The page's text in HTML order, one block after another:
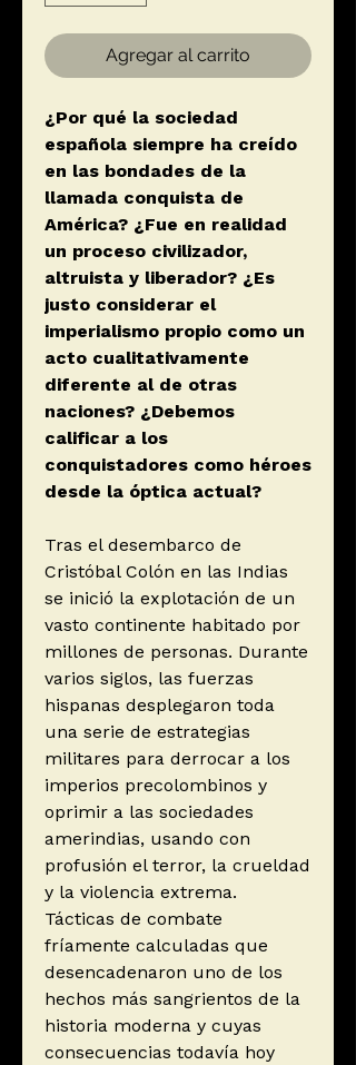
Agregar al carrito
¿Por qué la sociedad
española siempre ha creído
en las bondades de la
llamada conquista de
América? ¿Fue en realidad
un proceso civilizador,
altruista y liberador? ¿Es
justo considerar el
imperialismo propio como un
acto cualitativamente
diferente al de otras
naciones? ¿Debemos
calificar a los
conquistadores como héroes
desde la óptica actual?
Tras el desembarco de
Cristóbal Colón en las Indias
se inició la explotación de un
vasto continente habitado por
millones de personas. Durante
varios siglos, las fuerzas
hispanas desplegaron toda
una serie de estrategias
militares para derrocar a los
imperios precolombinos y
oprimir a las sociedades
amerindias, usando con
profusión el terror, la crueldad
y la violencia extrema.
Tácticas de combate
fríamente calculadas que
desencadenaron uno de los
hechos más sangrientos de la
historia moderna y cuyas
consecuencias todavía hoy